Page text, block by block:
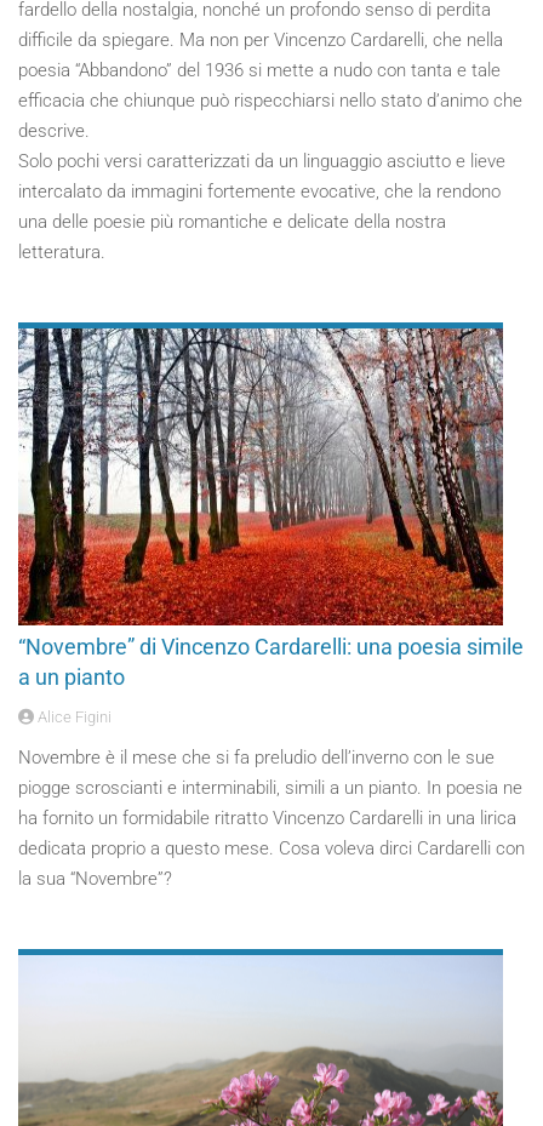
fardello della nostalgia, nonché un profondo senso di perdita
difficile da spiegare. Ma non per Vincenzo Cardarelli, che nella
poesia “Abbandono” del 1936 si mette a nudo con tanta e tale
efficacia che chiunque può rispecchiarsi nello stato d’animo che
descrive.
Solo pochi versi caratterizzati da un linguaggio asciutto e lieve
intercalato da immagini fortemente evocative, che la rendono
una delle poesie più romantiche e delicate della nostra
letteratura.
“Novembre” di Vincenzo Cardarelli: una poesia simile
a un pianto
Alice Figini
Novembre è il mese che si fa preludio dell’inverno con le sue
piogge scroscianti e interminabili, simili a un pianto. In poesia ne
ha fornito un formidabile ritratto Vincenzo Cardarelli in una lirica
dedicata proprio a questo mese. Cosa voleva dirci Cardarelli con
la sua “Novembre”?